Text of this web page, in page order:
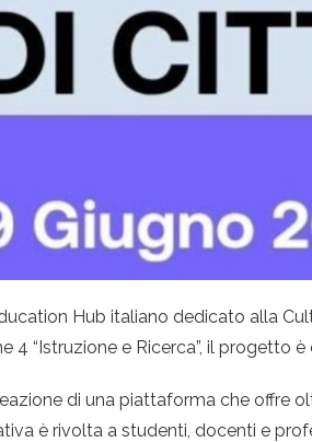
Hub italiano dedicato alla
4 “Istruzione e Ricerca”, il
di una piattaforma che
è rivolta a studenti, docenti e